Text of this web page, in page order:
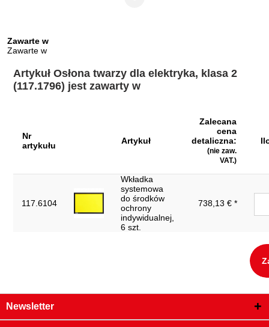
Szerokość opakowania mm:
Wysokość opakowania mm:
Klasa 2
Zawarte w
Zawarte w
Artykuł Osłona twarzy dla elektryka, klasa 2
(117.1796) jest zawarty w
Nr
artykułu
Artykuł
Zalecana
cena
detaliczna:
(nie zaw.
VAT.)
117.6104
Wkładka
systemowa
do środków
ochrony
indywidualnej,
6 szt.
738,13 € *
Newsletter